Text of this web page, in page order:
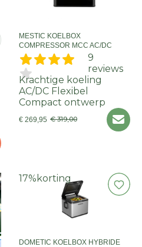
MESTIC KOELBOX
COMPRESSOR MCC AC/DC
9
reviews
Krachtige koeling
AC/DC Flexibel
Compact ontwerp
€ 269,95 € 319,00
17% korting
DOMETIC KOELBOX HYBRIDE